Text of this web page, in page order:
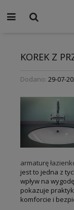
KOREK Z
Dodano: 29-07-
armaturę
jest to jedna z
wpływ na
pokazuje
komforcie i